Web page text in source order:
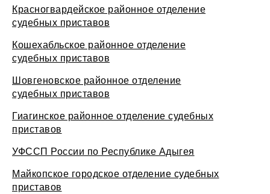
Красногвардейское районное отделение
судебных приставов
Кошехабльское районное отделение
судебных приставов
Шовгеновское районное отделение
судебных приставов
Гиагинское районное отделение судебных
приставов
УФССП России по Республике Адыгея
Майкопское городское отделение судебных
приставов